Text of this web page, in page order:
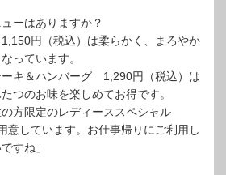
ーはありますか？
円（税込）は柔らかく、まろやか
っています。
ーキ＆ハンバーグ 1,290円（税込）は
つのお味を楽しめてお得です。
方限定のレディーススペシャル
意しています。お仕事帰りにご利用し
すね」